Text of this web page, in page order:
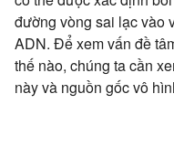
đường vòng sai lạc vào
ADN. Để xem vấn đề
thế nào, chúng ta cần
này và nguồn gốc vô